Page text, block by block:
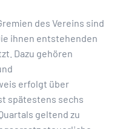
des Vereins sind
ihnen entstehenden
Dazu gehören
erfolgt über
spätestens sechs
geltend zu